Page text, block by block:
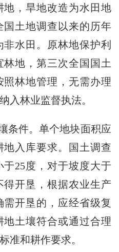
，旱地改造为水田地
土地调查以来的历年
水田。原林地保护利
地，第三次全国国土
林地管理，无需办理
入林业监督执法。
件。单个地块面积应
入库要求。国土调查
25度，对于坡度大于
得开垦，根据农业生产
开垦的，应经省级复
土壤符合或通过合理
准和耕作要求。